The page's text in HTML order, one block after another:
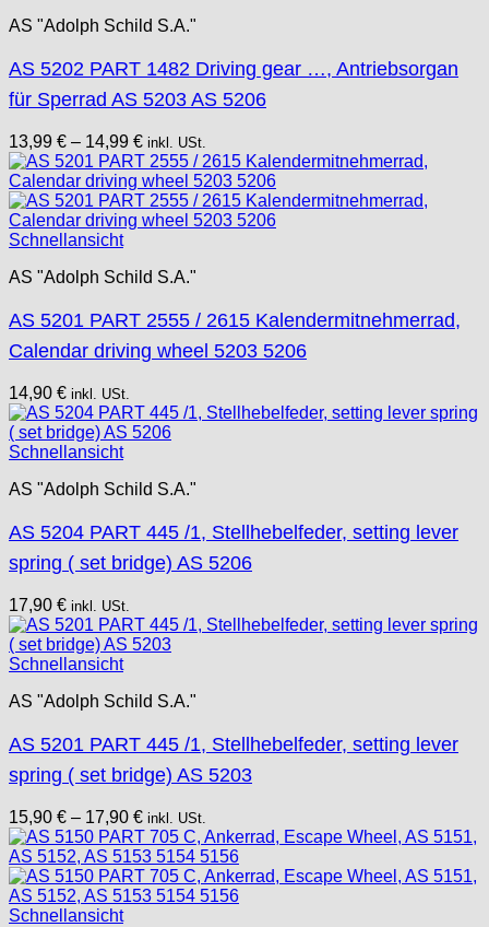
AS "Adolph Schild S.A."
AS 5202 PART 1482 Driving gear …, Antriebsorgan
für Sperrad AS 5203 AS 5206
13,99 € – 14,99 € inkl. USt.
Schnellansicht
AS "Adolph Schild S.A."
AS 5201 PART 2555 / 2615 Kalendermitnehmerrad,
Calendar driving wheel 5203 5206
14,90 € inkl. USt.
Schnellansicht
AS "Adolph Schild S.A."
AS 5204 PART 445 /1, Stellhebelfeder, setting lever
spring ( set bridge) AS 5206
17,90 € inkl. USt.
Schnellansicht
AS "Adolph Schild S.A."
AS 5201 PART 445 /1, Stellhebelfeder, setting lever
spring ( set bridge) AS 5203
15,90 € – 17,90 € inkl. USt.
Schnellansicht